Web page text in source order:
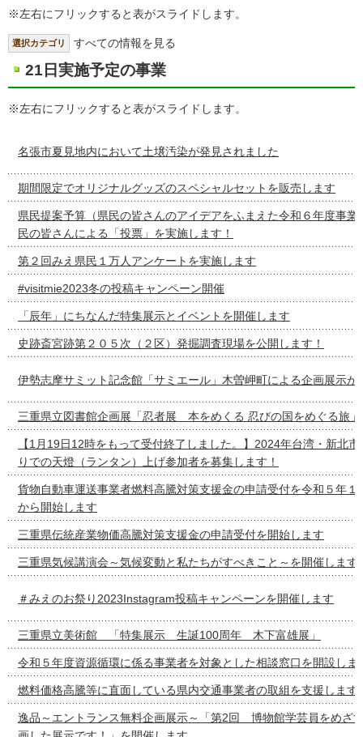
※左右にフリックすると表がスライドします。
選択カテゴリ すべての情報を見る
21日実施予定の事業
※左右にフリックすると表がスライドします。
名張市夏見地内において土壌汚染が発見されました
期間限定でオリジナルグッズのスペシャルセットを販売します
県民提案予算（県民の皆さんのアイデアをふまえた令和６年度事業
民の皆さんによる「投票」を実施します！
第２回みえ県民１万人アンケートを実施します
#visitmie2023冬の投稿キャンペーン開催
「辰年」にちなんだ特集展示とイベントを開催します
史跡斎宮跡第２０５次（２区）発掘調査現場を公開します！
伊勢志摩サミット記念館「サミエール」木曽岬町による企画展示が
三重県立図書館企画展「忍者展 本をめくる 忍びの国をめぐる旅
【1月19日12時をもって受付終了しました。】2024年台湾・新北
りでの天燈（ランタン）上げ参加者を募集します！
貨物自動車運送事業者燃料高騰対策支援金の申請受付を令和５年１
から開始します
三重県伝統産業物価高騰対策支援金の申請受付を開始します
三重県気候講演会～気候変動と私たちがすべきこと～を開催します
＃みえのお祭り2023Instagram投稿キャンペーンを開催します
三重県立美術館 「特集展示 生誕100周年 木下富雄展」
令和５年度資源循環に係る事業者を対象とした相談窓口を開設しま
燃料価格高騰等に直面している県内交通事業者の取組を支援します
逸品～エントランス無料企画展示～「第2回 博物館学芸員をめざ